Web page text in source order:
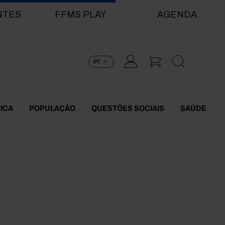
FFMS PLAY AGENDA
PT
POPULAÇÃO QUESTÕES SOCIAIS SAÚDE